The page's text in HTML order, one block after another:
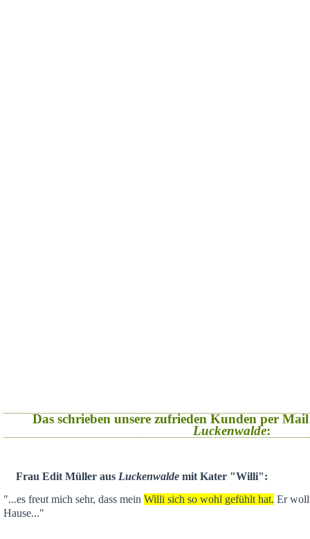
Das schrieben unsere zufrieden Kunden per
Luckenwalde:
Frau Edit Müller aus Luckenwalde mit Kater "Willi":
"...es freut mich sehr, dass mein Willi sich so wohl gefühlt hat. Er
Hause..."